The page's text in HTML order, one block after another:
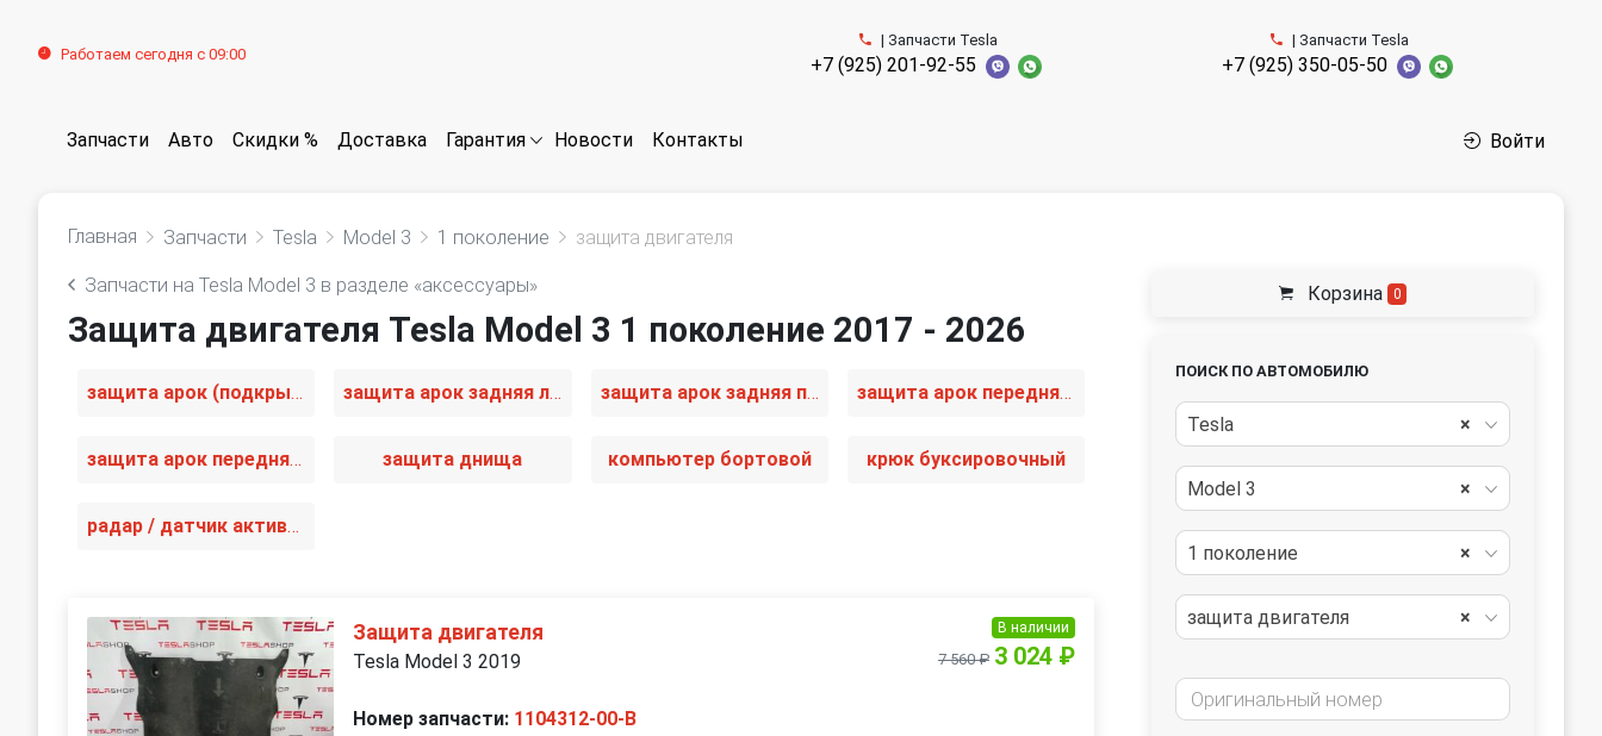
Работаем сегодня с 09:00
| Запчасти Tesla
+7 (925) 201-92-55
| Запчасти Tesla
+7 (925) 350-05-50
Запчасти Авто Скидки % Доставка Гарантия Новости Контакты Войти
Главная Запчасти Tesla Model 3 1 поколение защита двигателя
Запчасти на Tesla Model 3 в разделе «аксессуары»
Защита двигателя Tesla Model 3 1 поколение 2017 - 2026
защита арок (подкрылок) защита арок задняя левая (подкрылок) защита арок задняя правая (подкрылок) защита арок передняя левая (подкрылок)
защита арок передняя правая (подкрылок) защита днища компьютер бортовой крюк буксировочный
радар / датчик активного круиз контроля
Защита двигателя
Tesla Model 3 2019
Номер запчасти: 1104312-00-B
В наличии
7 560 ₽ 3 024 ₽
Корзина 0
ПОИСК ПО АВТОМОБИЛЮ
×
Tesla
×
Model 3
×
1 поколение
×
защита двигателя